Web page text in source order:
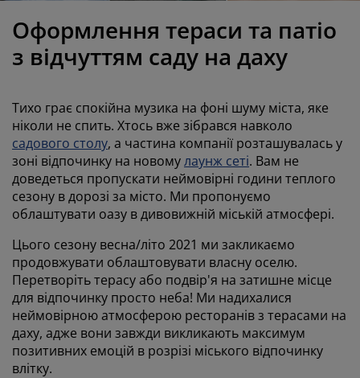
подіуми
матраци
ліжка
та аксесуари
ліхтарі
товари
для прання
Оформлення тераси та патіо
з відчуттям саду на даху
Тихо грає спокійна музика на фоні шуму міста, яке
ніколи не спить. Хтось вже зібрався навколо
садового столу, а частина компанії розташувалась у
зоні відпочинку на новомулаунж сеті. Вам не
доведеться пропускати неймовірні години теплого
сезону в дорозі за місто. Ми пропонуємо
облаштувати оазу в дивовижній міській атмосфері.
Цього сезону весна/літо 2021 ми закликаємо
продовжувати облаштовувати власну оселю.
Перетворіть терасу або подвір'я на затишне місце
для відпочинку просто неба! Ми надихалися
неймовірною атмосферою ресторанів з терасами на
даху, адже вони завжди викликають максимум
позитивних емоцій в розрізі міського відпочинку
влітку.